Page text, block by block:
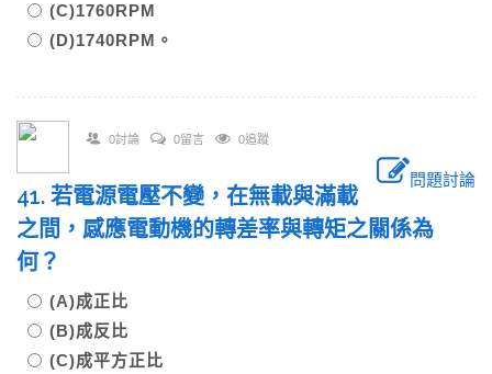
(C)1760RPM
(D)1740RPM。
0討論 0留言 0追蹤
問題討論
41. 若電源電壓不變，在無載與滿載
之間，感應電動機的轉差率與轉矩之關係為
何？
(A)成正比
(B)成反比
(C)成平方正比